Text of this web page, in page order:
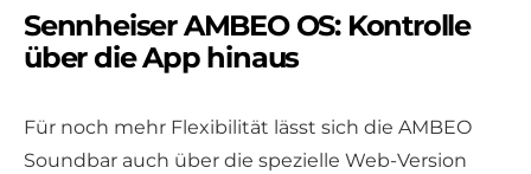
Sennheiser AMBEO OS: Kontrolle
über die App hinaus
Für noch mehr Flexibilität lässt sich die AMBEO
Soundbar auch über die spezielle Web-Version